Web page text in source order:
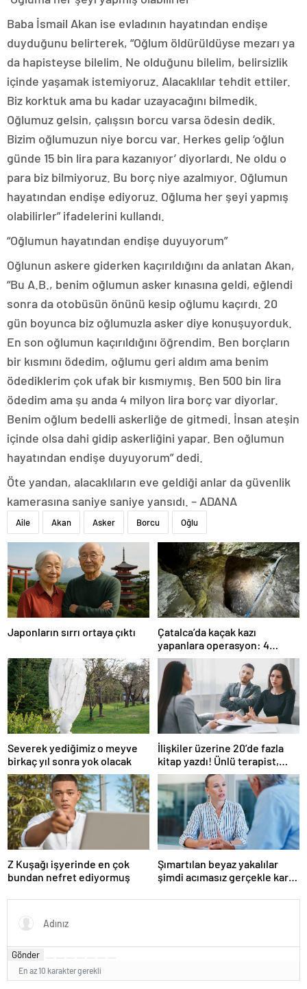
Baba İsmail Akan ise evladının hayatından endişe
duyduğunu belirterek, “Oğlum öldürüldüyse mezarı ya
da hapisteyse bilelim. Ne olduğunu bilelim, belirsizlik
içinde yaşamak istemiyoruz. Alacaklılar tehdit ettiler.
Biz korktuk ama bu kadar uzayacağını bilmedik.
Oğlumuz gelsin, çalışsın borcu varsa ödesin dedik.
Bizim oğlumuzun niye borcu var. Herkes gelip ‘oğlun
günde 15 bin lira para kazanıyor’ diyorlardı. Ne oldu o
para biz bilmiyoruz. Bu borç niye azalmıyor. Oğlumun
hayatından endişe ediyoruz. Oğluma her şeyi yapmış
olabilirler” ifadelerini kullandı.
“Oğlumun hayatından endişe duyuyorum”
Oğlunun askere giderken kaçırıldığını da anlatan Akan,
“Bu A.B., benim oğlumun asker kınasına geldi, eğlendi
sonra da otobüsün önünü kesip oğlumu kaçırdı. 20
gün boyunca biz oğlumuzla asker diye konuşuyorduk.
En son oğlumun kaçırıldığını öğrendim. Ben borçların
bir kısmını ödedim, oğlumu geri aldım ama benim
ödediklerim çok ufak bir kısmıymış. Ben 500 bin lira
ödedim ama şu anda 4 milyon lira borç var diyorlar.
Benim oğlum bedelli askerliğe de gitmedi. İnsan ateşin
içinde olsa dahi gidip askerliğini yapar. Ben oğlumun
hayatından endişe duyuyorum” dedi.
Öte yandan, alacaklıların eve geldiği anlar da güvenlik
kamerasına saniye saniye yansıdı. – ADANA
Aile Akan Asker Borcu Oğlu
Japonların sırrı ortaya çıktı
Çatalca’da kaçak kazı
yapanlara operasyon: 4
gözaltı
Severek yediğimiz o meyve
birkaç yıl sonra yok olacak
İlişkiler üzerine 20’de fazla
kitap yazdı! Ünlü terapist,
boşanmaların gerçek
suçlularını açıklıyor
Z Kuşağı işyerinde en çok
bundan nefret ediyormuş
Şımartılan beyaz yakalılar
şimdi acımasız gerçekle karşı
Gönder
En az 10 karakter gerekli